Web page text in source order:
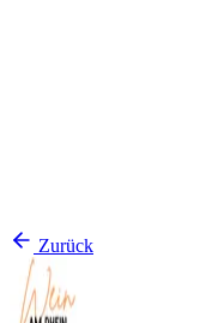
Zurück